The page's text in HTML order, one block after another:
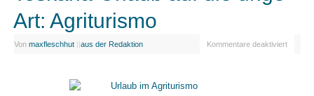
Art: Agriturismo
Von maxfleschhut aus der Redaktion Kommentare deaktiviert